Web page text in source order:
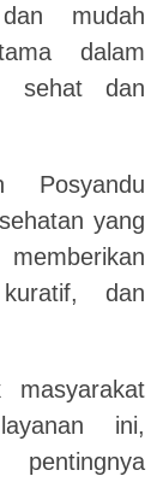
mudah
dalam
sehat dan
Posyandu
yang
dan
masyarakat
ini,